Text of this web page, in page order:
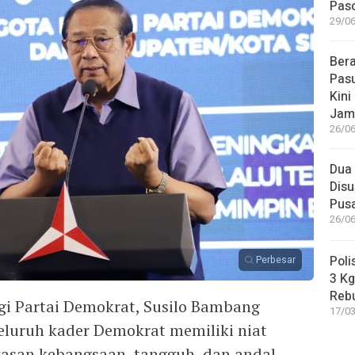
Perbesar
Partai Demokrat, Susilo Bambang
kader Demokrat memiliki niat
29/
Kini
26/
26/
3
17/